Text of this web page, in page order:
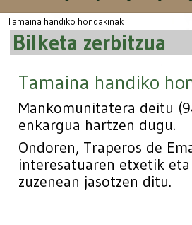
Tamaina handiko hondakinak
Bilketa zerbitzua
Tamaina handiko
Mankomunitatera deitu
enkargua hartzen dugu.
Ondoren, Traperos de
interesatuaren etxetik
zuzenean jasotzen ditu.